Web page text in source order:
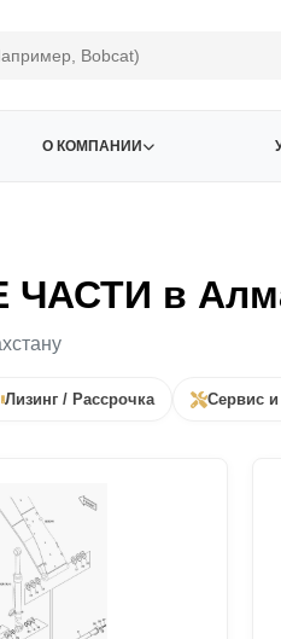
О КОМПАНИИ
в
Лизинг / Рассрочка Сервис и